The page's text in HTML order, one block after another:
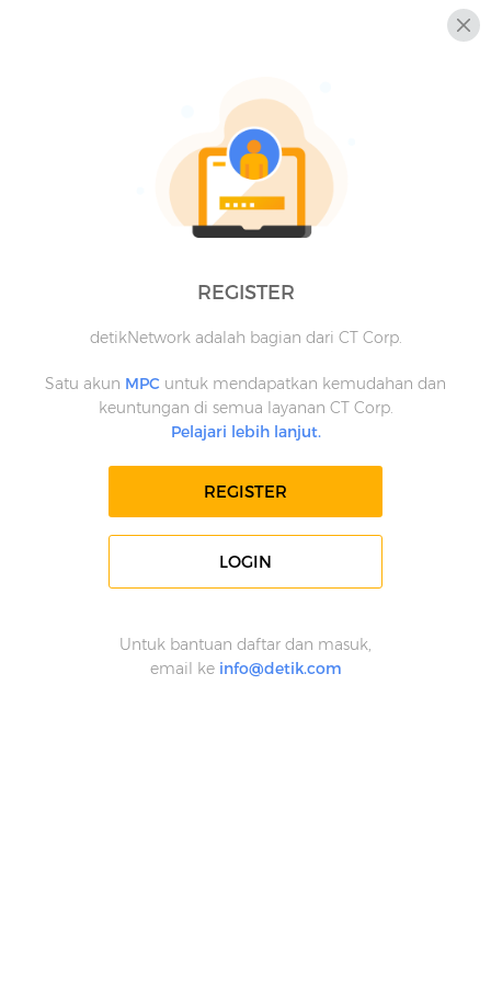
REGISTER
detikNetwork adalah bagian dari CT Corp.
Satu akun MPC untuk mendapatkan kemudahan dan
keuntungan di semua layanan CT Corp.
Pelajari lebih lanjut.
REGISTER
LOGIN
Untuk bantuan daftar dan masuk,
email ke info@detik.com